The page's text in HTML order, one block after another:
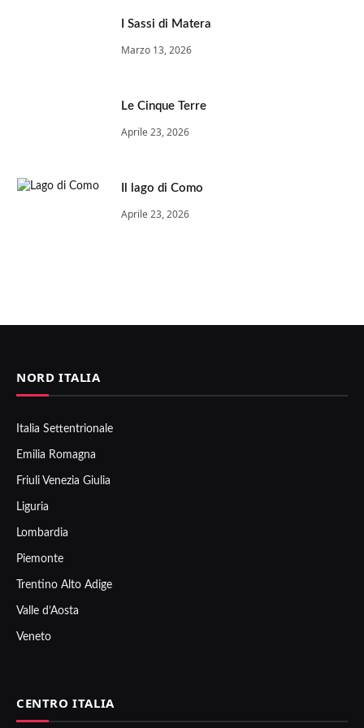
I Sassi di Matera
Marzo 13, 2026
Le Cinque Terre
Aprile 23, 2026
Il lago di Como
Aprile 23, 2026
NORD ITALIA
Italia Settentrionale
Emilia Romagna
Friuli Venezia Giulia
Liguria
Lombardia
Piemonte
Trentino Alto Adige
Valle d’Aosta
Veneto
CENTRO ITALIA